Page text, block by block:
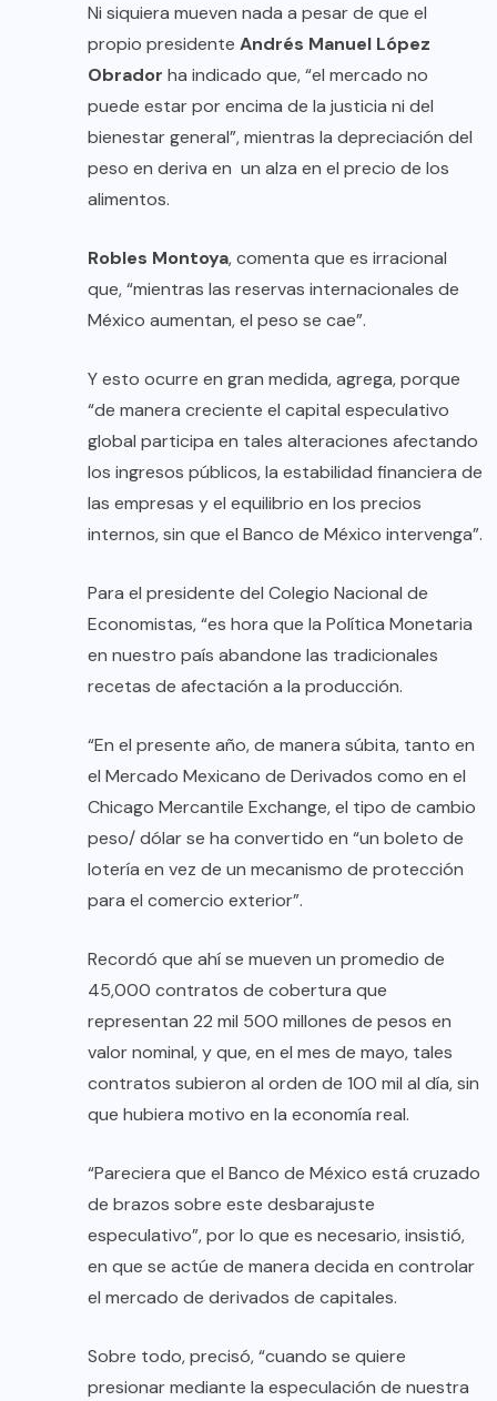
Ni siquiera mueven nada a pesar de que el
propio presidente Andrés Manuel López
Obrador ha indicado que, “el mercado no
puede estar por encima de la justicia ni del
bienestar general”, mientras la depreciación del
peso en deriva en un alza en el precio de los
alimentos.
Robles Montoya, comenta que es irracional
que, “mientras las reservas internacionales de
México aumentan, el peso se cae”.
Y esto ocurre en gran medida, agrega, porque
“de manera creciente el capital especulativo
global participa en tales alteraciones afectando
los ingresos públicos, la estabilidad financiera de
las empresas y el equilibrio en los precios
internos, sin que el Banco de México intervenga”.
Para el presidente del Colegio Nacional de
Economistas, “es hora que la Política Monetaria
en nuestro país abandone las tradicionales
recetas de afectación a la producción.
“En el presente año, de manera súbita, tanto en
el Mercado Mexicano de Derivados como en el
Chicago Mercantile Exchange, el tipo de cambio
peso/ dólar se ha convertido en “un boleto de
lotería en vez de un mecanismo de protección
para el comercio exterior”.
Recordó que ahí se mueven un promedio de
45,000 contratos de cobertura que
representan 22 mil 500 millones de pesos en
valor nominal, y que, en el mes de mayo, tales
contratos subieron al orden de 100 mil al día, sin
que hubiera motivo en la economía real.
“Pareciera que el Banco de México está cruzado
de brazos sobre este desbarajuste
especulativo”, por lo que es necesario, insistió,
en que se actúe de manera decida en controlar
el mercado de derivados de capitales.
Sobre todo, precisó, “cuando se quiere
presionar mediante la especulación de nuestra